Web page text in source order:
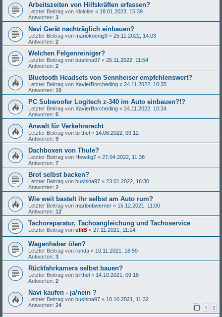
Arbeitszeiten von Hilfskräften erfassen?
Letzter Beitrag von Klololos « 18.01.2023, 15:39
Antworten: 3
Navi Gerät nachträglich einbauen?
Letzter Beitrag von mariokoenig9 « 25.11.2022, 14:03
Antworten: 2
Welchen Felgenreiniger?
Letzter Beitrag von bushina97 « 25.11.2022, 11:54
Antworten: 2
Bluetooth Headsets von Sennheiser empfehlenswert?
Letzter Beitrag von XavierBorcheding « 24.11.2022, 10:35
Antworten: 10
PC Subwoofer Logitech z-340 im Auto einbauen?!?
Letzter Beitrag von XavierBorcheding « 24.11.2022, 10:34
Antworten: 5
Anwalt für Verkehrsrecht
Letzter Beitrag von birthel « 14.06.2022, 09:12
Antworten: 9
Dachboxen von Thule?
Letzter Beitrag von Hewdig7 « 27.04.2022, 11:38
Antworten: 7
Brot selbst backen?
Letzter Beitrag von bushina97 « 23.01.2022, 16:30
Antworten: 2
Wie weit bastelt ihr selbst am Auto rum?
Letzter Beitrag von marlonbwerner « 15.12.2021, 11:00
Antworten: 12
Tachoreparatur, Tachoangleichung und Tachoservice
Letzter Beitrag von ulliB « 27.11.2021, 11:14
Wagenheber ölen?
Letzter Beitrag von ronda « 10.11.2021, 18:59
Antworten: 3
Rückfahrkamera selbst bauen?
Letzter Beitrag von birthel « 14.10.2021, 09:18
Antworten: 2
Navi kaufen - ja/nein ?
Letzter Beitrag von bushina97 « 10.10.2021, 11:32
Antworten: 24 1 2